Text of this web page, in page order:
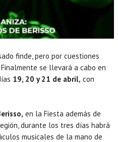
finde, pero por cuestiones
se llevará a cabo en
19, 20 y 21 de abril, con
en la Fiesta además de
durante los tres días habrá
musicales de la mano de